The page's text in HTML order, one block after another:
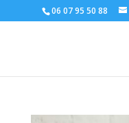
06 07 95 50 88